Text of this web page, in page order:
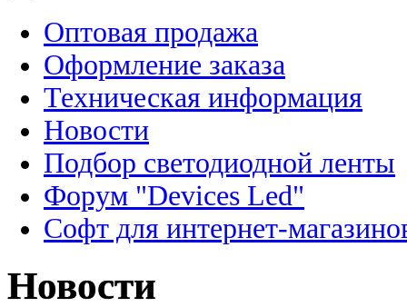
Оптовая продажа
Оформление заказа
Техническая информация
Новости
Подбор светодиодной ленты
Форум "Devices Led"
Софт для интернет-
Новости